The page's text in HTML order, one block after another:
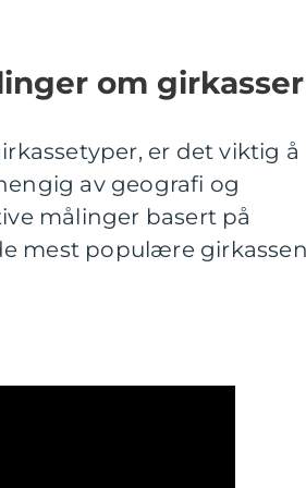
om girkasser
er det viktig å
av geografi og
målinger basert på
mest populære